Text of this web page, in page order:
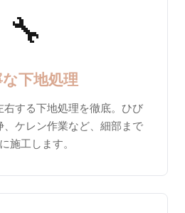
🔧
下地処理
右する下地処理を徹底。ひび
、ケレン作業など、細部まで
施工します。